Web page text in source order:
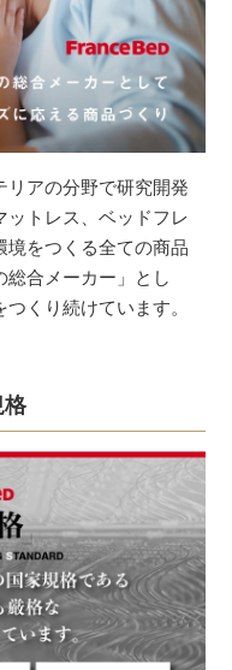
リアの分野で研究開発
ットレス、ベッドフレ
境をつくる全ての商品
総合メーカー」とし
くり続けています。
格